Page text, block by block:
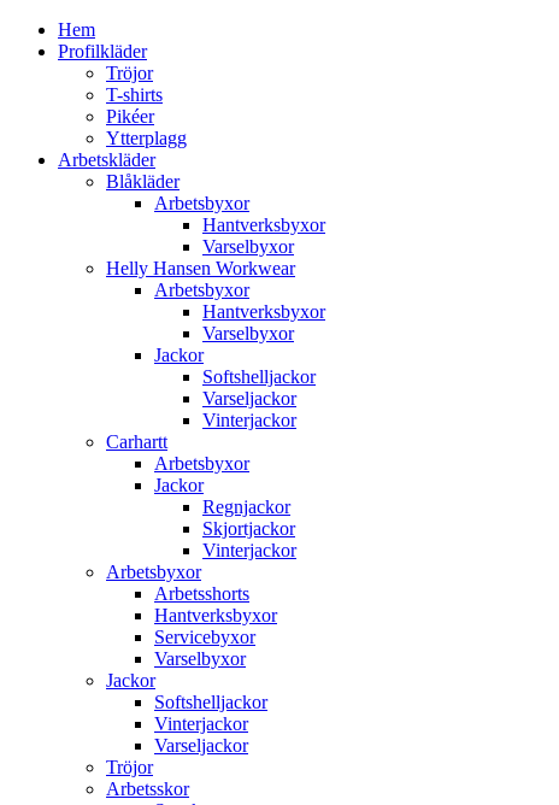
Hem
Profilkläder
Tröjor
T-shirts
Pikéer
Ytterplagg
Arbetskläder
Blåkläder
Arbetsbyxor
Hantverksbyxor
Varselbyxor
Helly Hansen Workwear
Arbetsbyxor
Hantverksbyxor
Varselbyxor
Jackor
Softshelljackor
Varseljackor
Vinterjackor
Carhartt
Arbetsbyxor
Jackor
Regnjackor
Skjortjackor
Vinterjackor
Arbetsbyxor
Arbetsshorts
Hantverksbyxor
Servicebyxor
Varselbyxor
Jackor
Softshelljackor
Vinterjackor
Varseljackor
Tröjor
Arbetsskor